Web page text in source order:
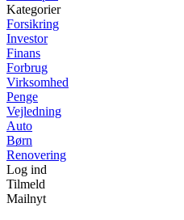
Kategorier
Forsikring
Investor
Finans
Forbrug
Virksomhed
Penge
Vejledning
Auto
Børn
Renovering
Log ind
Tilmeld
Mailnyt